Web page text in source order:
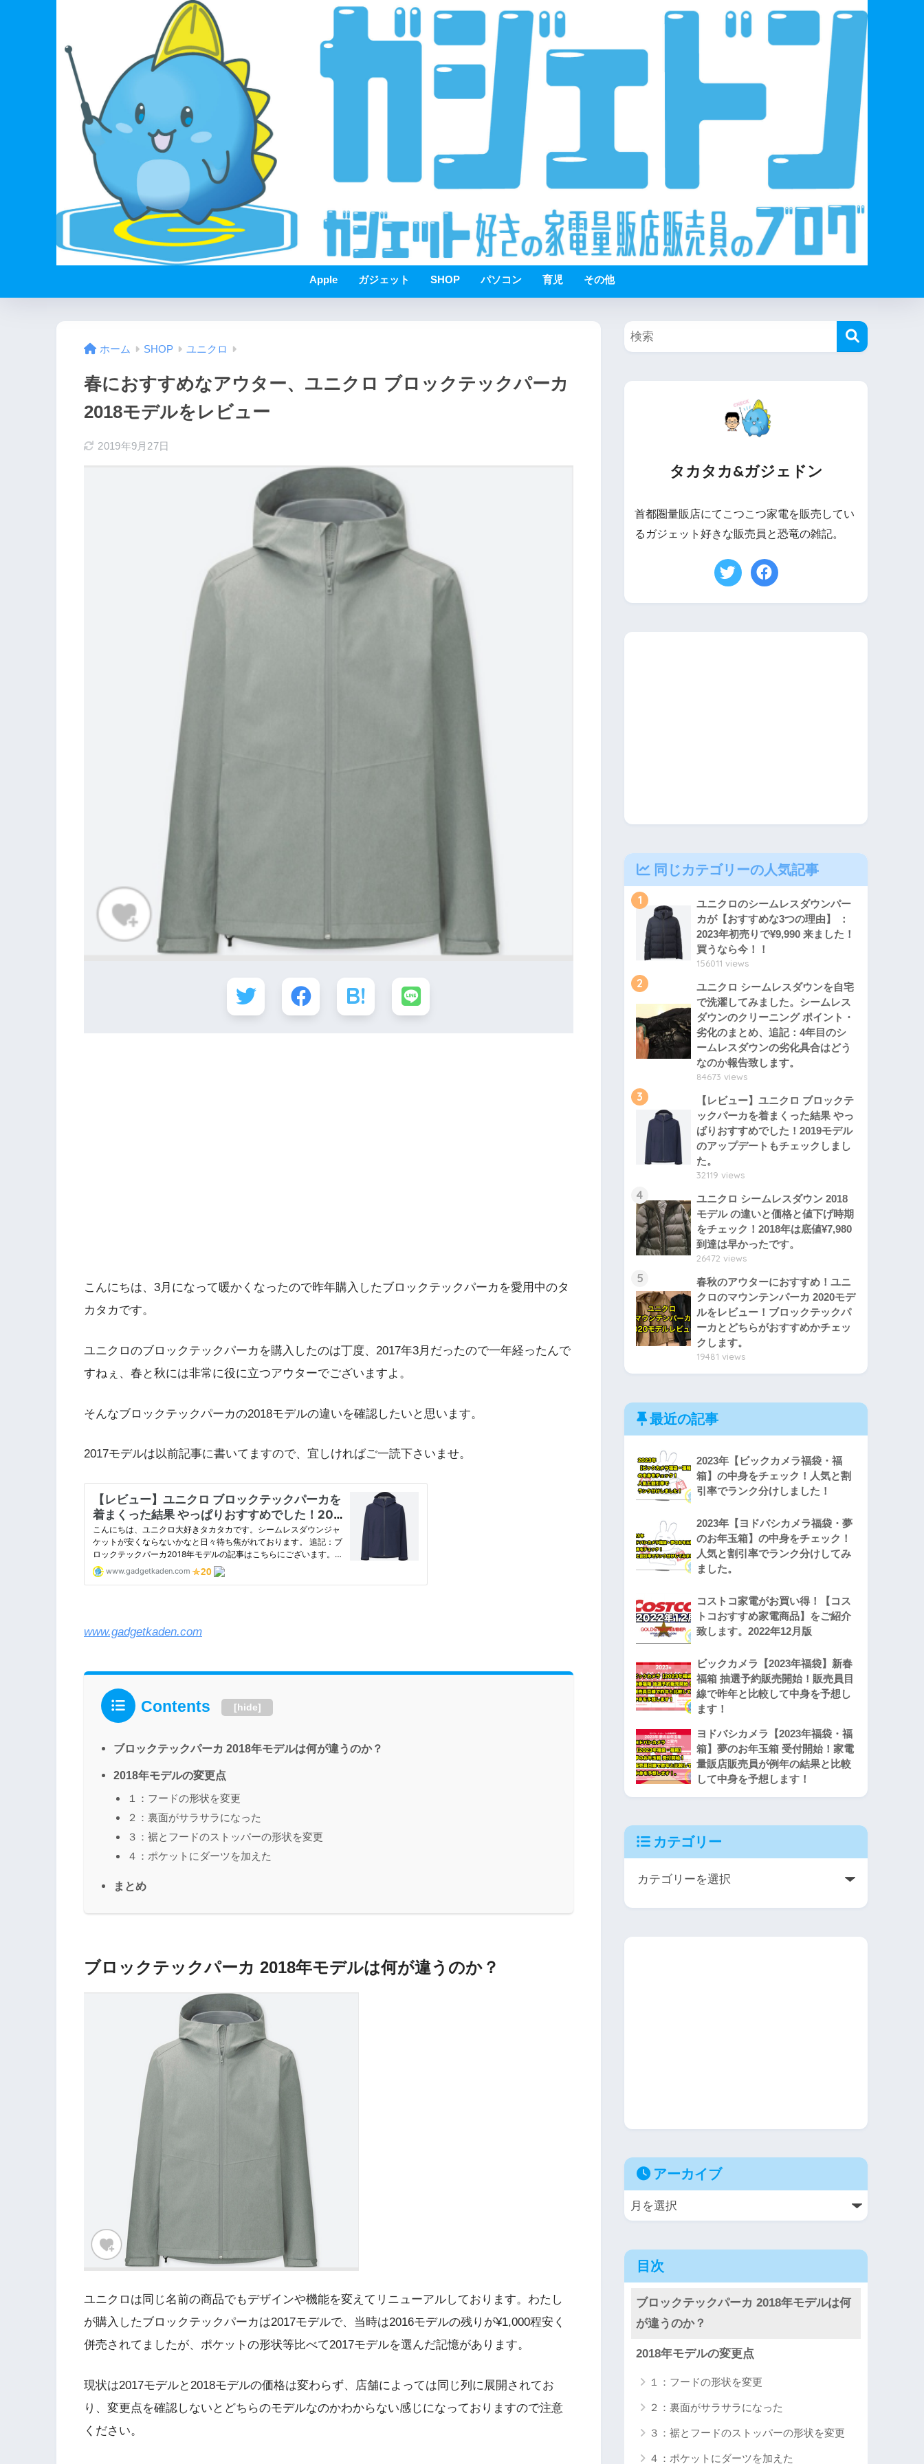
Apple ガジェット SHOP パソコン 育児 その他
ホーム SHOP ユニクロ
春におすすめなアウター、ユニクロ ブロックテックパーカ
2018モデルをレビュー
2019年9月27日
こんにちは、3月になって暖かくなったので昨年購入したブロックテックパーカを愛用中のタ
カタカです。
ユニクロのブロックテックパーカを購入したのは丁度、2017年3月だったので一年経ったんで
すねぇ、春と秋には非常に役に立つアウターでございますよ。
そんなブロックテックパーカの2018モデルの違いを確認したいと思います。
2017モデルは以前記事に書いてますので、宜しければご一読下さいませ。
www.gadgetkaden.com
Contents [hide]
ブロックテックパーカ 2018年モデルは何が違うのか？
2018年モデルの変更点
１：フードの形状を変更
２：裏面がサラサラになった
３：裾とフードのストッパーの形状を変更
４：ポケットにダーツを加えた
まとめ
ブロックテックパーカ 2018年モデルは何が違うのか？
ユニクロは同じ名前の商品でもデザインや機能を変えてリニューアルしております。わたし
が購入したブロックテックパーカは2017モデルで、当時は2016モデルの残りが¥1,000程安く
併売されてましたが、ポケットの形状等比べて2017モデルを選んだ記憶があります。
現状は2017モデルと2018モデルの価格は変わらず、店舗によっては同じ列に展開されてお
り、変更点を確認しないとどちらのモデルなのかわからない感じになっておりますので注意
ください。
タカタカ&ガジェドン
首都圏量販店にてこつこつ家電を販売してい
るガジェット好きな販売員と恐竜の雑記。
同じカテゴリーの人気記事
1
ユニクロのシームレスダウンパー
カが【おすすめな3つの理由】 ：
2023年初売りで¥9,990 来ました！
買うなら今！！
156011 views
2
ユニクロ シームレスダウンを自宅
で洗濯してみました。シームレス
ダウンのクリーニング ポイント・
劣化のまとめ、追記：4年目のシ
ームレスダウンの劣化具合はどう
なのか報告致します。
84673 views
3
【レビュー】ユニクロ ブロックテ
ックパーカを着まくった結果 やっ
ぱりおすすめでした！2019モデル
のアップデートもチェックしまし
た。
32119 views
4
ユニクロ シームレスダウン 2018
モデル の違いと価格と値下げ時期
をチェック！2018年は底値¥7,980
到達は早かったです。
26472 views
5
春秋のアウターにおすすめ！ユニ
クロのマウンテンパーカ 2020モデ
ルをレビュー！ブロックテックパ
ーカとどちらがおすすめかチェッ
クします。
19481 views
最近の記事
2023年【ビックカメラ福袋・福
箱】の中身をチェック！人気と割
引率でランク分けしました！
2023年【ヨドバシカメラ福袋・夢
のお年玉箱】の中身をチェック！
人気と割引率でランク分けしてみ
ました。
コストコ家電がお買い得！【コス
トコおすすめ家電商品】をご紹介
致します。2022年12月版
ビックカメラ【2023年福袋】新春
福箱 抽選予約販売開始！販売員目
線で昨年と比較して中身を予想し
ます！
ヨドバシカメラ【2023年福袋・福
箱】夢のお年玉箱 受付開始！家電
量販店販売員が例年の結果と比較
して中身を予想します！
カテゴリー
アーカイブ
目次
ブロックテックパーカ 2018年モデルは何
が違うのか？
2018年モデルの変更点
１：フードの形状を変更
２：裏面がサラサラになった
３：裾とフードのストッパーの形状を変更
４：ポケットにダーツを加えた